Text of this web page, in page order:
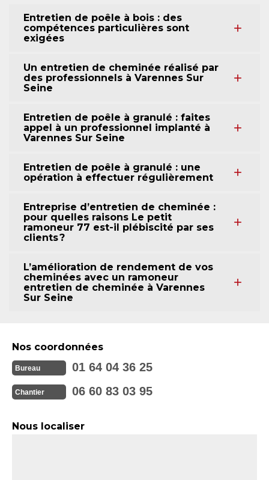
Entretien de poêle à bois : des
compétences particulières sont
exigées
Un entretien de cheminée réalisé par
des professionnels à Varennes Sur
Seine
Entretien de poêle à granulé : faites
appel à un professionnel implanté à
Varennes Sur Seine
Entretien de poêle à granulé : une
opération à effectuer régulièrement
Entreprise d’entretien de cheminée :
pour quelles raisons Le petit
ramoneur 77 est-il plébiscité par ses
clients ?
L’amélioration de rendement de vos
cheminées avec un ramoneur
entretien de cheminée à Varennes
Sur Seine
Nos coordonnées
Bureau 01 64 04 36 25
Chantier 06 60 83 03 95
Nous localiser